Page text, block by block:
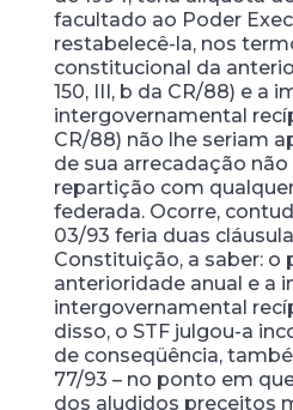
facultado ao Poder
restabelecê-la, nos
constitucional da
150, III, b da CR/88) e a
intergovernamental
CR/88) não lhe seriam
de sua arrecadação
repartição com
federada. Ocorre,
03/93 feria duas
Constituição, a saber: o
anterioridade anual e a
intergovernamental
disso, o STF julgou-a
de conseqüência,
77/93 – no ponto em
dos aludidos preceitos